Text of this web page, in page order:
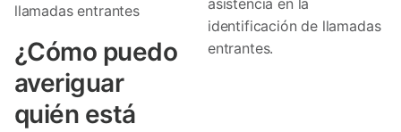
llamadas entrantes
¿Cómo puedo
averiguar
quién está
identificación de llamadas
entrantes.